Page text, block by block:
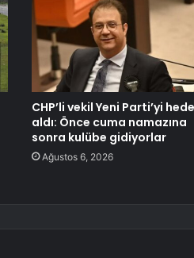
CHP’li vekil Yeni Parti’yi
aldı: Önce cuma namazına
sonra kulübe gidiyorlar
Ağustos 6, 2026